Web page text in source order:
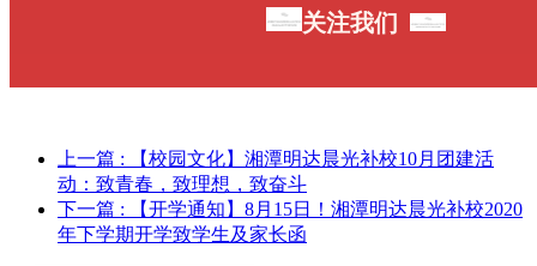
关注我们
上一篇 : 【校园文化】湘潭明达晨光补校10月团建活
动：致青春，致理想，致奋斗
下一篇 : 【开学通知】8月15日！湘潭明达晨光补校2020
年下学期开学致学生及家长函